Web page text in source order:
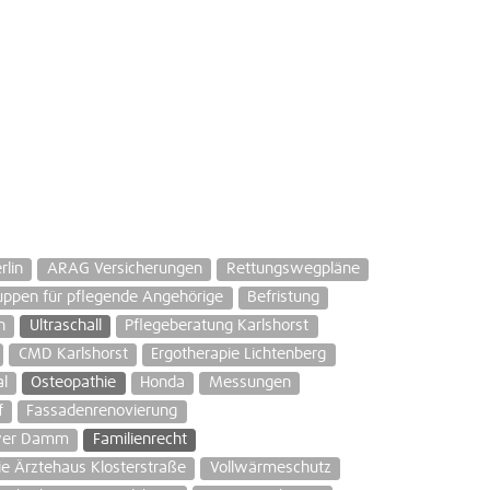
ARAG Versicherungen
Rettungswegpläne
für pflegende Angehörige
Befristung
Ultraschall
Pflegeberatung Karlshorst
CMD Karlshorst
Ergotherapie Lichtenberg
Osteopathie Honda
Messungen
Fassadenrenovierung
Damm
Familienrecht
Ärztehaus Klosterstraße
Vollwärmeschutz